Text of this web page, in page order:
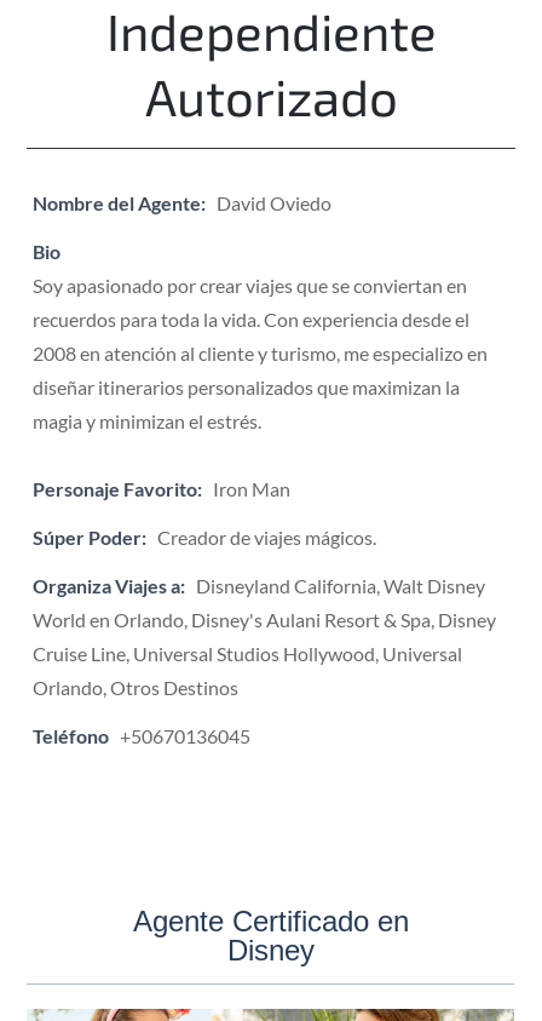
Independiente
Autorizado
Nombre del Agente: David Oviedo
Bio
Soy apasionado por crear viajes que se conviertan en
recuerdos para toda la vida. Con experiencia desde el
2008 en atención al cliente y turismo, me especializo en
diseñar itinerarios personalizados que maximizan la
magia y minimizan el estrés.
Personaje Favorito: Iron Man
Súper Poder: Creador de viajes mágicos.
Organiza Viajes a: Disneyland California, Walt Disney
World en Orlando, Disney's Aulani Resort & Spa, Disney
Cruise Line, Universal Studios Hollywood, Universal
Orlando, Otros Destinos
Teléfono +50670136045